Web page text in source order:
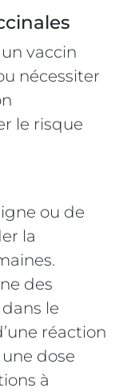
vaccin
nécessiter
le risque
ou de
la
des
le
réaction
dose
à